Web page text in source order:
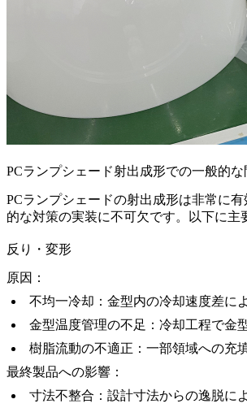
PCランプシェード射出成形での一般的な
PCランプシェードの射出成形は非常に
的な対策の実装に不可欠です。以下に主
反り・変形
原因：
不均一冷却：金型内の冷却速度差に
金型温度管理の不足：冷却工程で金
樹脂流動の不適正：一部領域への充
最終製品への影響：
寸法不整合：設計寸法からの逸脱に